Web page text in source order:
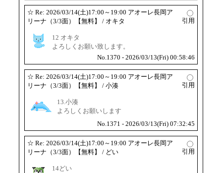
☆ Re: 2026/03/14(土)17:00～19:00 アオーレ長岡ア
リーナ（3/3面）【無料】
/ オキタ 引用
12 オキタ
よろしくお願い致します。
No.1370 - 2026/03/13(Fri) 00:58:46
☆ Re: 2026/03/14(土)17:00～19:00 アオーレ長岡ア
リーナ（3/3面）【無料】
/ 小湊 引用
13.小湊
よろしくお願いします
No.1371 - 2026/03/13(Fri) 07:32:45
☆ Re: 2026/03/14(土)17:00～19:00 アオーレ長岡ア
リーナ（3/3面）【無料】
/ どい 引用
14どい